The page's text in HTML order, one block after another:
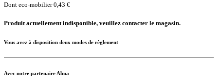
Dont eco-mobilier 0,43 €
Produit actuellement indisponible, veuillez contacter le magasin.
Vous avez à disposition deux modes de règlement
Avec notre partenaire Alma